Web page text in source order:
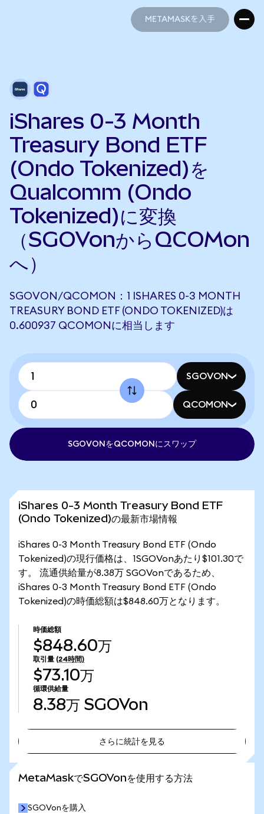
METAMASKを入手
iShares 0-3 Month
Treasury Bond ETF
(Ondo Tokenized)を
Qualcomm (Ondo
Tokenized)に変換
（SGOVonからQCOMon
へ）
SGOVON/QCOMON：1 ISHARES 0-3 MONTH
TREASURY BOND ETF (ONDO TOKENIZED)は
0.600937 QCOMONに相当します
SGOVON
QCOMON
SGOVONをQCOMONにスワップ
iShares 0-3 Month Treasury Bond ETF
(Ondo Tokenized)の最新市場情報
iShares 0-3 Month Treasury Bond ETF (Ondo
Tokenized)の現行価格は、1SGOVonあたり$101.30で
す。 流通供給量が8.38万 SGOVonであるため、
iShares 0-3 Month Treasury Bond ETF (Ondo
Tokenized)の時価総額は$848.60万となります。
時価総額
$848.60万
取引量 (24時間)
$73.10万
循環供給量
8.38万 SGOVon
さらに統計を見る
MetaMaskでSGOVonを使用する方法
SGOVonを購入